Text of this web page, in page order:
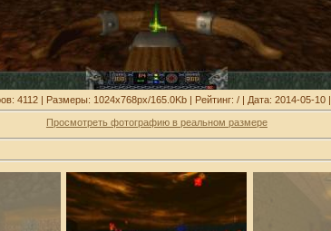
4112 | Размеры: 1024x768px/165.0Kb | Рейтинг: / | Дата: 2014-05-10 |
Просмотреть фотографию в реальном размере